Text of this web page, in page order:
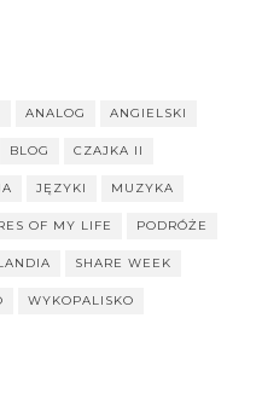
ANALOG ANGIELSKI
BLOG CZAJKA II
JĘZYKI MUZYKA
OF MY LIFE PODRÓŻE
SHARE WEEK
WYKOPALISKO